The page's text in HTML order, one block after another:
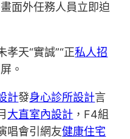
面外任務人員立即迫
孝天“實誠”“正私人招
。
計發身心診所設計言
大直室內設計 ，F4組
唱會引網友健康住宅